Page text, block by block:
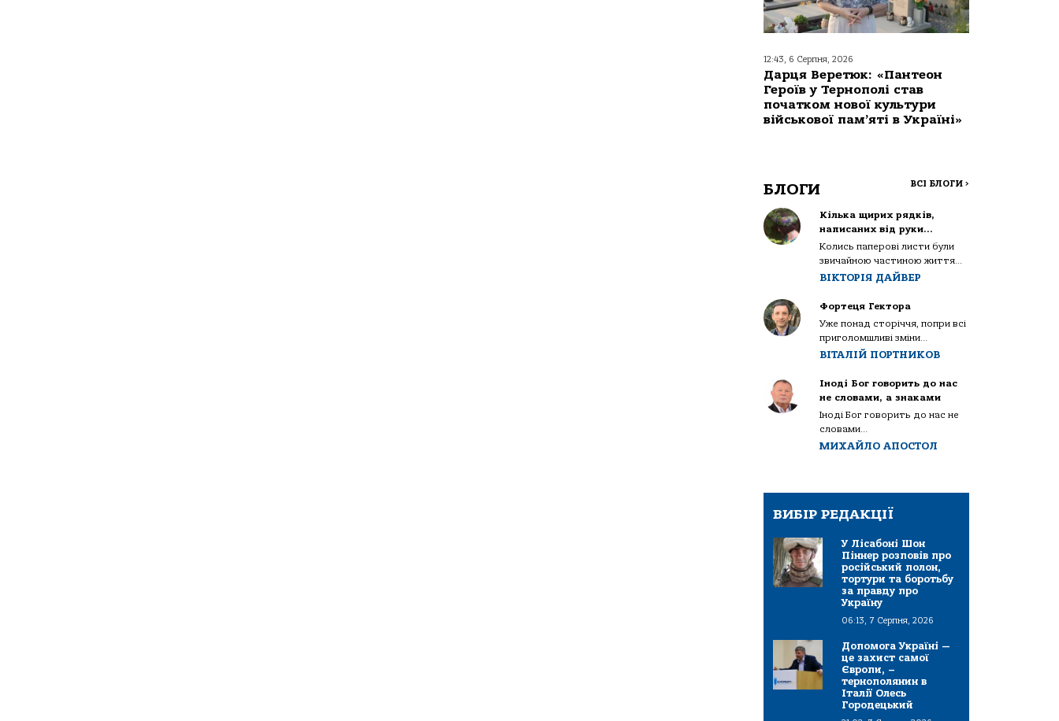
12:43, 6 Серпня, 2026
Дарця Веретюк: «Пантеон
Героїв у Тернополі став
початком нової культури
військової пам’яті в Україні»
БЛОГИ ВСІ БЛОГИ >
Кілька щирих рядків,
написаних від руки…
Колись паперові листи були
звичайною частиною життя...
ВІКТОРІЯ ДАЙВЕР
Фортеця Гектора
Уже понад сторіччя, попри всі
приголомшливі зміни...
ВІТАЛІЙ ПОРТНИКОВ
Іноді Бог говорить до нас
не словами, а знаками
Іноді Бог говорить до нас не
словами...
МИХАЙЛО АПОСТОЛ
ВИБІР РЕДАКЦІЇ
У Лісабоні Шон
Піннер розповів про
російський полон,
тортури та боротьбу
за правду про
Україну
06:13, 7 Серпня, 2026
Допомога Україні —
це захист самої
Європи, –
тернополянин в
Італії Олесь
Городецький